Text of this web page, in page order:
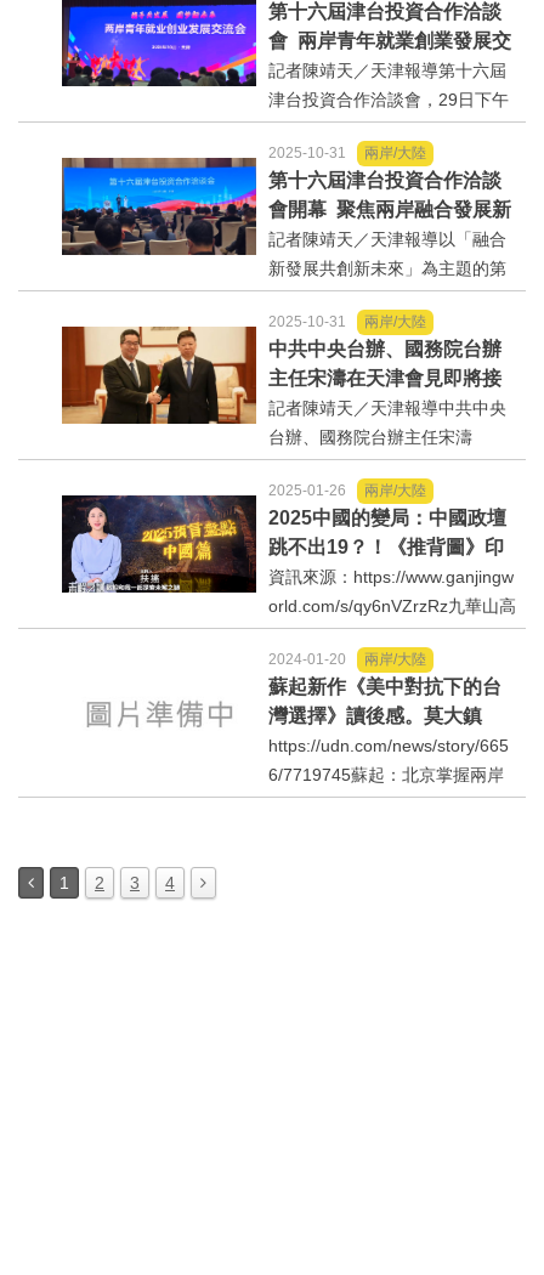
主題的京津冀台大健康產業交流
會在天津薩馬蘭奇紀念館成功舉
辦。天津市政協港澳臺...
第十六屆津台投資合作洽談
會 兩岸青年就業創業發展交
流會
記者陳靖天／天津報導第十六屆
津台投資合作洽談會，29日下午
在天津濱海高新區舉辦「兩岸青
年就業創業發展交流會」，吸引
兩岸政商青年代表逾百人與會。
天津市台辦主任靳凡致詞時強
調，大陸高質量發展為台灣青...
2025-10-31 兩岸/大陸
第十六屆津台投資合作洽談
會開幕 聚焦兩岸融合發展新
機遇
記者陳靖天／天津報導以「融合
新發展共創新未來」為主題的第
十六屆津台投資合作洽談會29日
在大陸天津開幕，兩岸各界800多
位代表共商經貿與發展機遇。本
屆津台會於10月28日至31日舉
辦，將圍繞人工智慧...
2025-10-31 兩岸/大陸
中共中央台辦、國務院台辦
主任宋濤在天津會見即將接
任國民黨副主席的馬英九基
金會執行長蕭旭岑
記者陳靖天／天津報導中共中央
台辦、國務院台辦主任宋濤
（右），28日在天津會與即將接
任國民黨副主席的馬英九基金會
執行長蕭旭岑（左）舉行會見。
宋濤重申，願與國民黨在堅持
「一個中國原則」和「九二共
識」...
2025-01-26 兩岸/大陸
2025中國的變局：中國政壇
跳不出19？！《推背圖》印
證《皇極經世》巨變之
象？！
資訊來源：https://www.ganjingw
orld.com/s/qy6nVZrzRz九華山高
僧親口告訴黨魁「滅共人」特
徵！中國政壇跳不出19？！《推
背圖》印證《皇極經世》巨變之
象？美國每76年遇大變川普就
職！
2024-01-20 兩岸/大陸
蘇起新作《美中對抗下的台
灣選擇》讀後感。莫大鎮
（1/17/2024）
https://udn.com/news/story/665
6/7719745蘇起：北京掌握兩岸
和戰台灣人已視「兩國」為新常
1 2 3 4